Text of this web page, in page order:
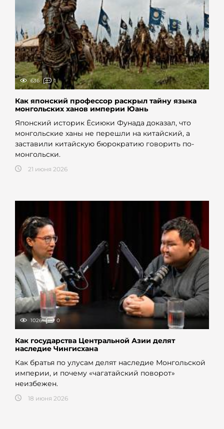
636 1
Как японский профессор раскрыл тайну языка
монгольских ханов империи Юань
Японский историк Ёсиюки Фунада доказал, что
монгольские ханы не перешли на китайский, а
заставили китайскую бюрократию говорить по-
монгольски.
21 июня 2026
1026 0
Как государства Центральной Азии делят
наследие Чингисхана
Как братья по улусам делят наследие Монгольской
империи, и почему «чагатайский поворот»
неизбежен.
18 июня 2026